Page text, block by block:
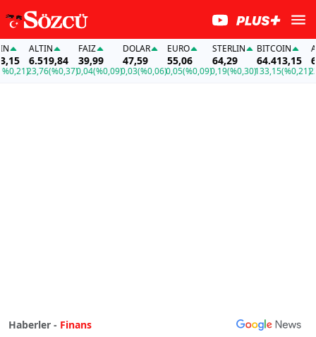
ALTIN
6.519,84
23,76(%0,37)
FAİZ
39,99
0,04(%0,09)
DOLAR
47,59
0,03(%0,06)
EURO
55,06
0,05(%0,09)
STERLIN
64,29
0,19(%0,30)
BITCOIN
64.413,15
133,15(%0,21)
Haberler - Finans